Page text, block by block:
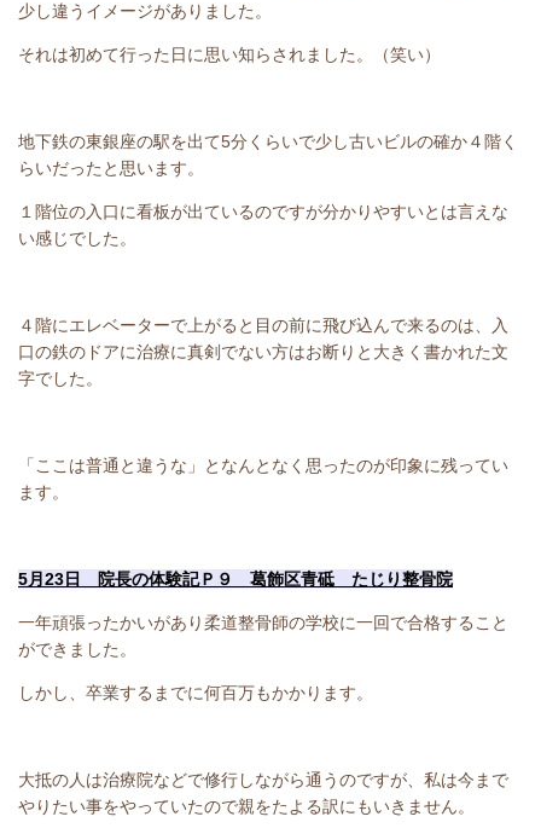
少し違うイメージがありました。
それは初めて行った日に思い知らされました。（笑い）
地下鉄の東銀座の駅を出て5分くらいで少し古いビルの確か４階く
らいだったと思います。
１階位の入口に看板が出ているのですが分かりやすいとは言えな
い感じでした。
４階にエレベーターで上がると目の前に飛び込んで来るのは、入
口の鉄のドアに治療に真剣でない方はお断りと大きく書かれた文
字でした。
「ここは普通と違うな」となんとなく思ったのが印象に残ってい
ます。
5月23日 院長の体験記Ｐ９ 葛飾区青砥 たじり整骨院
一年頑張ったかいがあり柔道整骨師の学校に一回で合格すること
ができました。
しかし、卒業するまでに何百万もかかります。
大抵の人は治療院などで修行しながら通うのですが、私は今まで
やりたい事をやっていたので親をたよる訳にもいきません。